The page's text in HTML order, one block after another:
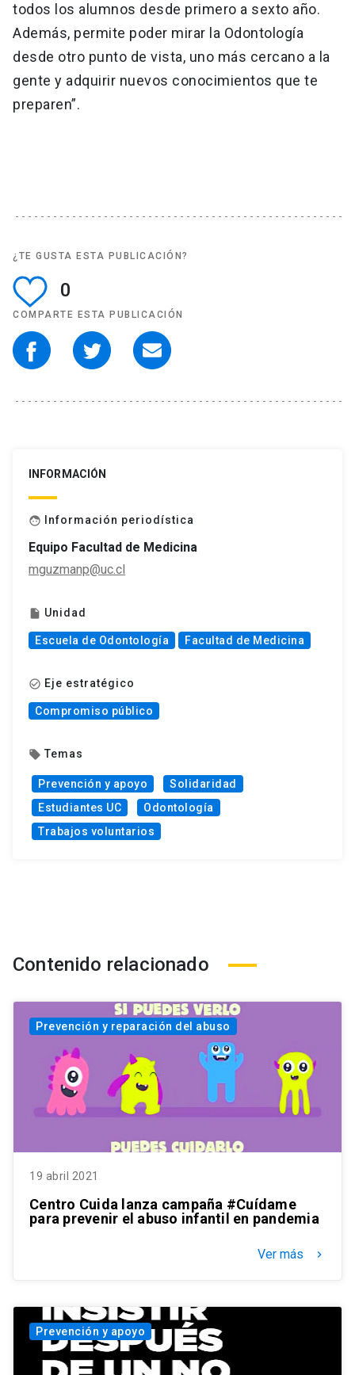
todos los alumnos desde primero a sexto año.
Además, permite poder mirar la Odontología
desde otro punto de vista, uno más cercano a la
gente y adquirir nuevos conocimientos que te
preparen”.
¿TE GUSTA ESTA PUBLICACIÓN?
0
COMPARTE ESTA PUBLICACIÓN
INFORMACIÓN
face Información periodística
Equipo Facultad de Medicina
mguzmanp@uc.cl
insert_drive_file Unidad
Escuela de Odontología Facultad de Medicina
check_circle_outline Eje estratégico
Compromiso público
local_offer Temas
Prevención y apoyo
Solidaridad
Estudiantes UC
Odontología
Trabajos voluntarios
Contenido relacionado
Prevención y reparación del abuso
19 abril 2021
Centro Cuida lanza campaña #Cuídame
para prevenir el abuso infantil en pandemia
Ver más keyboard_arrow_right
Prevención y apoyo